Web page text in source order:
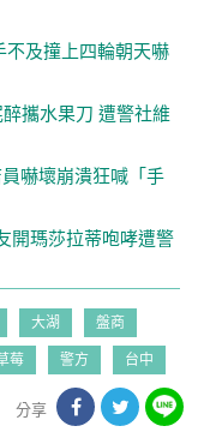
不及撞上四輪朝天嚇
攜水果刀 遭警社維
嚇壞崩潰狂喊「手
開瑪莎拉蒂咆哮遭警
大湖 盤商
莓 警方 台中
分享